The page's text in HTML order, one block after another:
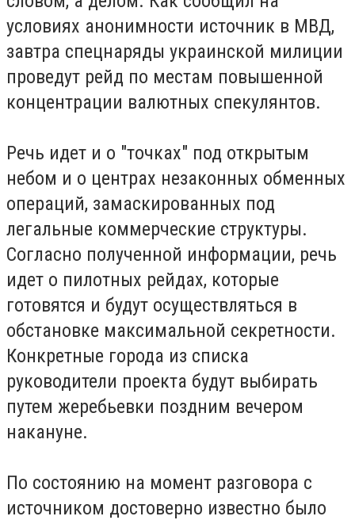
условиях анонимности источник в МВД,
завтра спецнаряды украинской милиции
проведут рейд по местам повышенной
концентрации валютных спекулянтов.
Речь идет и о "точках" под открытым
небом и о центрах незаконных обменных
операций, замаскированных под
легальные коммерческие структуры.
Согласно полученной информации, речь
идет о пилотных рейдах, которые
готовятся и будут осуществляться в
обстановке максимальной секретности.
Конкретные города из списка
руководители проекта будут выбирать
путем жеребьевки поздним вечером
накануне.
По состоянию на момент разговора с
источником достоверно известно было